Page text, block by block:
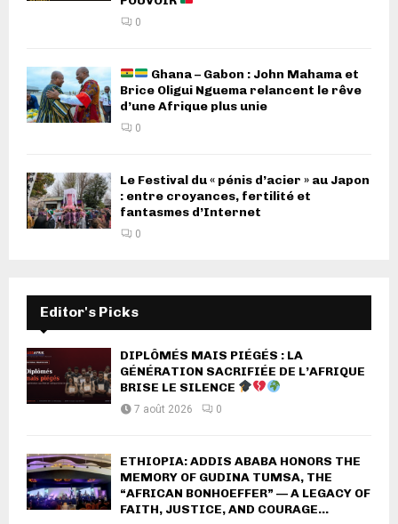
0
Ghana – Gabon : John Mahama et
Brice Oligui Nguema relancent le rêve
d’une Afrique plus unie
0
Le Festival du « pénis d’acier » au Japon
: entre croyances, fertilité et
fantasmes d’Internet
0
Editor's Picks
DIPLÔMÉS MAIS PIÉGÉS : LA
GÉNÉRATION SACRIFIÉE DE L’AFRIQUE
BRISE LE SILENCE
7 août 2026 0
ETHIOPIA: ADDIS ABABA HONORS THE
MEMORY OF GUDINA TUMSA, THE
“AFRICAN BONHOEFFER” — A LEGACY OF
FAITH, JUSTICE, AND COURAGE...